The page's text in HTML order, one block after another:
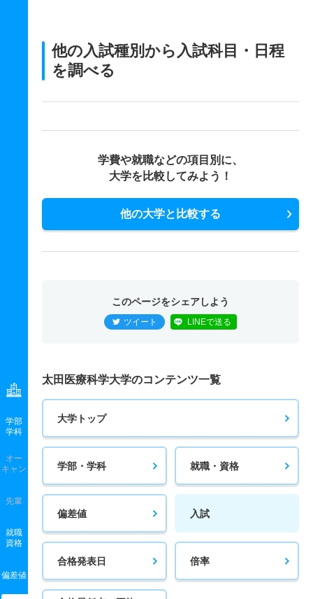
学部
学科
オー
キャン
先輩
就職
資格
偏差値
他の入試種別から入試科目・日程
を調べる
学費や就職などの項目別に、
大学を比較してみよう！
他の大学と比較する
このページをシェアしよう
ツイート LINEで送る
太田医療科学大学のコンテンツ一覧
大学トップ
学部・学科 就職・資格
偏差値 入試
合格発表日 倍率